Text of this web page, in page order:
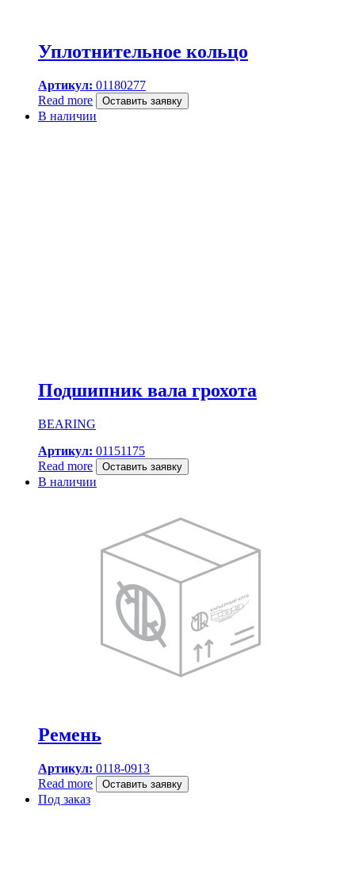
Уплотнительное кольцо
Артикул: 01180277
Read more
Оставить заявку
В наличии
Подшипник вала грохота
BEARING
Артикул: 01151175
Read more
Оставить заявку
В наличии
Ремень
Артикул: 0118-0913
Read more
Оставить заявку
Под заказ